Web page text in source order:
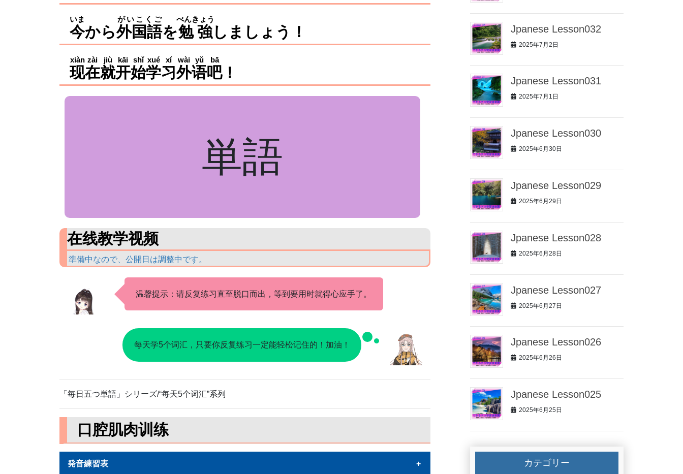
今
いま
から外国語
がいこくご
を勉強
べんきょう
しましょう！
现
xiàn
在
zài
就
jiù
开
kāi
始
shǐ
学
xué
习
xí
外
wài
语
yǔ
吧
bā
！
単語
在线教学视频
準備中なので、公開日は調整中です。
温馨提示：请反复练习直至脱口而出，等到要用时就得心应手了。
每天学5个词汇，只要你反复练习一定能轻松记住的！加油！
「毎日五つ単語」シリーズ/“每天5个词汇”系列
口腔肌肉训练
発音練習表
Jpanese Lesson032
2025年7月2日
Jpanese Lesson031
2025年7月1日
Jpanese Lesson030
2025年6月30日
Jpanese Lesson029
2025年6月29日
Jpanese Lesson028
2025年6月28日
Jpanese Lesson027
2025年6月27日
Jpanese Lesson026
2025年6月26日
Jpanese Lesson025
2025年6月25日
カテゴリー